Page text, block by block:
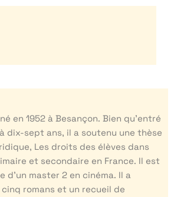
en 1952 à Besançon. Bien qu’entré
dix-sept ans, il a soutenu une thèse
Les droits des élèves dans
et secondaire en France. Il est
d’un master 2 en cinéma. Il a
romans et un recueil de